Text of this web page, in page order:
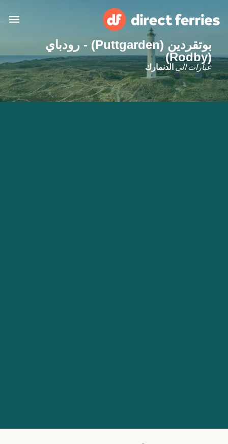
البلدان
تذاكر العبّارة
België (NL)
Ελλάδα
بوتقردين (Puttgarden) - رودباي
(Rodby)
عبارات الى الدنمارك